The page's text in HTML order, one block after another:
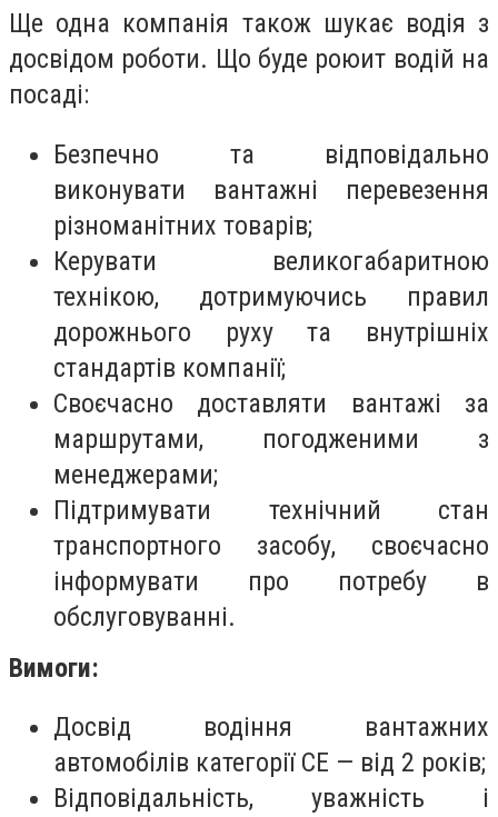
Ще одна компанія також шукає водія з
досвідом роботи. Що буде роюит водій на
посаді:
Безпечно та відповідально
виконувати вантажні перевезення
різноманітних товарів;
Керувати великогабаритною
технікою, дотримуючись правил
дорожнього руху та внутрішніх
стандартів компанії;
Своєчасно доставляти вантажі за
маршрутами, погодженими з
менеджерами;
Підтримувати технічний стан
транспортного засобу, своєчасно
інформувати про потребу в
обслуговуванні.
Вимоги:
Досвід водіння вантажних
автомобілів категорії СЕ — від 2 років;
Відповідальність, уважність і